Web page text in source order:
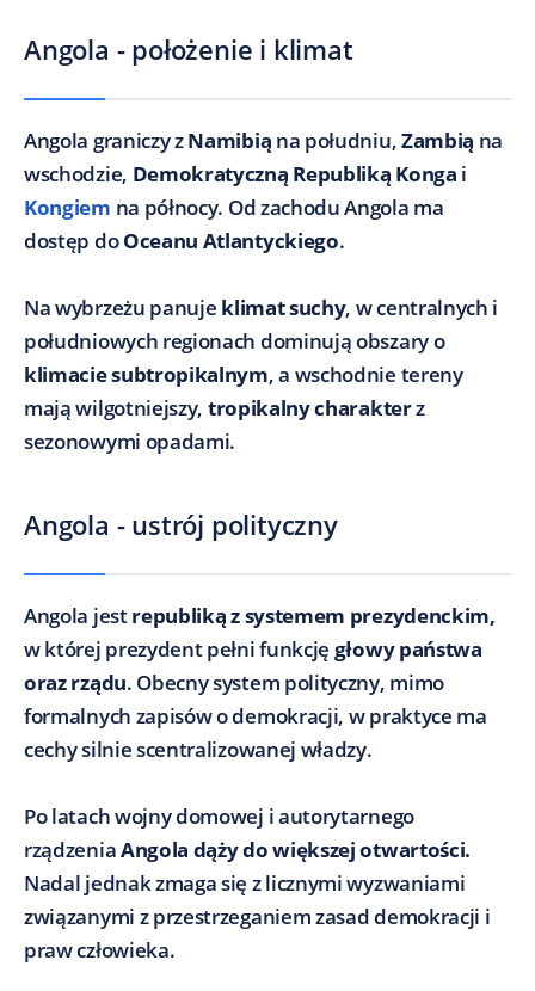
Angola - położenie i klimat
Angola graniczy zNamibią na południu,Zambią na
wschodzie, Demokratyczną Republiką Konga i
Kongiem na północy. Od zachodu Angola ma
dostęp doOceanu Atlantyckiego.
Na wybrzeżu panuje klimat suchy, w centralnych i
południowych regionach dominują obszary o
klimacie subtropikalnym, a wschodnie tereny
mają wilgotniejszy, tropikalny charakterz
sezonowymi opadami.
Angola - ustrój polityczny
Angola jestrepubliką z systemem prezydenckim,
w której prezydent pełni funkcję głowy państwa
oraz rządu. Obecny system polityczny, mimo
formalnych zapisów o demokracji, w praktyce ma
cechy silnie scentralizowanej władzy.
Po latach wojny domowej i autorytarnego
rządzeniaAngola dąży do większej otwartości.
Nadal jednak zmaga się z licznymi wyzwaniami
związanymi z przestrzeganiem zasad demokracji i
praw człowieka.